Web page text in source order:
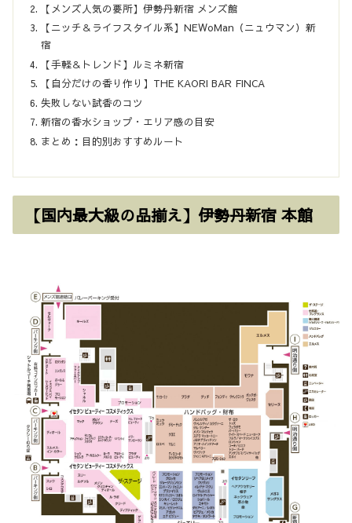
【メンズ人気の要所】伊勢丹新宿 メンズ館
【ニッチ＆ライフスタイル系】NEWoMan（ニュウマン）新
宿
【手軽＆トレンド】ルミネ新宿
【自分だけの香り作り】THE KAORI BAR FINCA
失敗しない試香のコツ
新宿の香水ショップ・エリア感の目安
まとめ：目的別おすすめルート
【国内最大級の品揃え】伊勢丹新宿 本館